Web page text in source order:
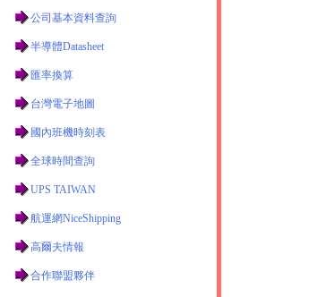
公司基本資料查詢
半導體Datasheet
匯率換算
台灣電子地圖
國內班機時刻表
全球時間查詢
UPS TAIWAN
航運網NiceShipping
高爾夫情報
合作聯盟夥伴